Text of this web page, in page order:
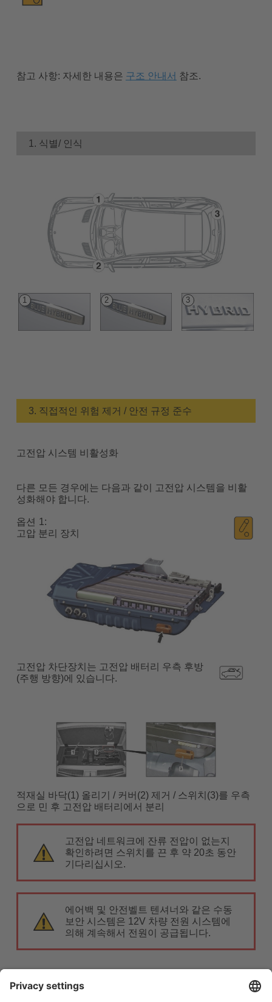
참고 사항: 자세한 내용은 구조 안내서 참조.
1. 식별/ 인식
3. 직접적인 위험 제거 / 안전 규정 준수
고전압 시스템 비활성화
다른 모든 경우에는 다음과 같이 고전압 시스템을 비활
성화해야 합니다.
옵션
고압 분리 장치
고전압 차단장치는 고전압 배터리 우측 후방
(주행 방향)에 있습니다.
적재실 바닥(1) 올리기 / 커버(2) 제거 / 스위치(3)를 우측
으로 민 후 고전압 배터리에서 분리
고전압 네트워크에 잔류 전압이 없는지
확인하려면 스위치를 끈 후 약 20초 동안
기다리십시오.
에어백 및 안전벨트 텐셔너와 같은 수동
보안 시스템은 12V 차량 전원 시스템에
의해 계속해서 전원이 공급됩니다.
12V 배터리 분리